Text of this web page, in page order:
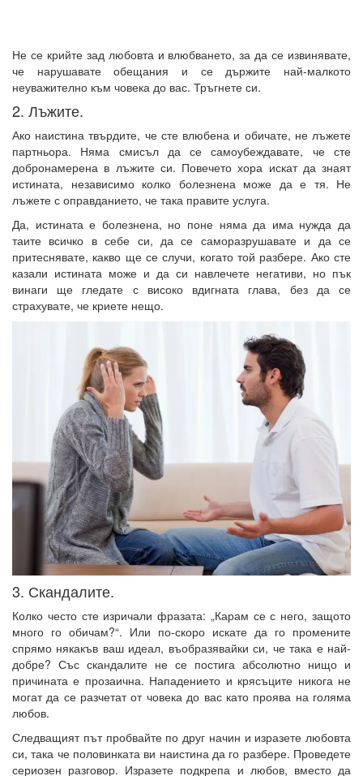
Не се крийте зад любовта и влюбването, за да се извинявате,
че нарушавате обещания и се държите най-малкото
неуважително към човека до вас. Тръгнете си.
2. Лъжите.
Ако наистина твърдите, че сте влюбена и обичате, не лъжете
партньора. Няма смисъл да се самоубеждавате, че сте
добронамерена в лъжите си. Повечето хора искат да знаят
истината, независимо колко болезнена може да е тя. Не
лъжете с оправданието, че така правите услуга.
Да, истината е болезнена, но поне няма да има нужда да
таите всичко в себе си, да се саморазрушавате и да се
притеснявате, какво ще се случи, когато той разбере. Ако сте
казали истината може и да си навлечете негативи, но пък
винаги ще гледате с високо вдигната глава, без да се
страхувате, че криете нещо.
3. Скандалите.
Колко често сте изричали фразата: „Карам се с него, защото
много го обичам?“. Или по-скоро искате да го промените
спрямо някакъв ваш идеал, въобразявайки си, че така е най-
добре? Със скандалите не се постига абсолютно нищо и
причината е прозаична. Нападението и крясъците никога не
могат да се разчетат от човека до вас като проява на голяма
любов.
Следващият път пробвайте по друг начин и изразете любовта
си, така че половинката ви наистина да го разбере. Проведете
сериозен разговор. Изразете подкрепа и любов, вместо да